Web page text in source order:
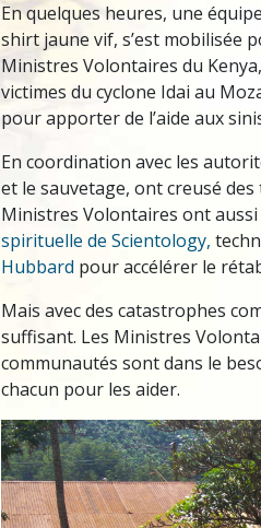
En quelques heures, une
shirt jaune vif, s’est mobilisée
Ministres Volontaires du
victimes du cyclone Idai au
pour apporter de l’aide aux
En coordination avec les
et le sauvetage, ont creusé
Ministres Volontaires ont
spirituelle de Scientology,
Hubbard pour accélérer le
Mais avec des catastrophes
suffisant. Les Ministres
communautés sont dans le
chacun pour les aider.